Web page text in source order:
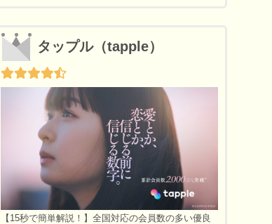
タップル（tapple）
【15秒で簡単解説！】全国対応の会員数の多い優良